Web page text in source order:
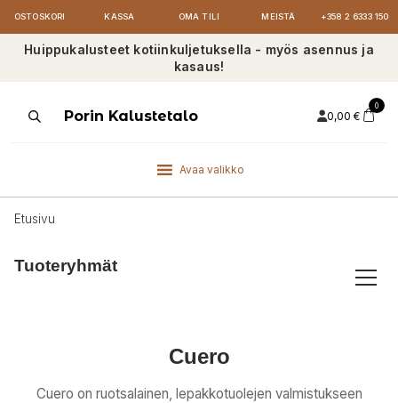
OSTOSKORI KASSA OMA TILI MEISTÄ +358 2 6333 150
Huippukalusteet kotiinkuljetuksella - myös asennus ja
kasaus!
ProductsPorin Kalustetalo 0,00 €
0
Avaa valikko
Etusivu
Tuoteryhmät
Cuero
Cuero on ruotsalainen, lepakkotuolejen valmistukseen